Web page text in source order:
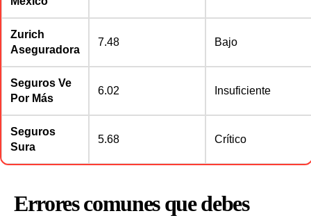
Zurich
Aseguradora
7.48 Bajo
Seguros Ve
Por Más
6.02 Insuficiente
Seguros
Sura
5.68 Crítico
Errores comunes que debes